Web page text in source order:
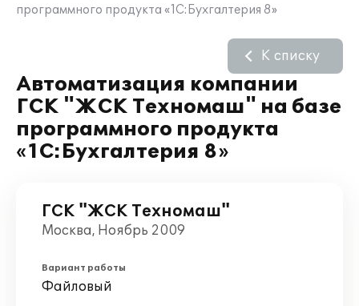
программного продукта «1С:Бухгалтерия 8»
Автоматизация компании
ГСК "ЖСК Техномаш" на базе
программного продукта
«1С:Бухгалтерия 8»
К списку
ГСК "ЖСК Техномаш"
Москва, Ноябрь 2009
Вариант работы
Файловый